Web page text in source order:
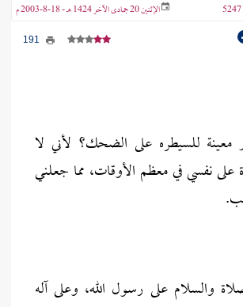
5247 الإثنين 20 جمادى الآخر 1424 هـ - 18-8-2003 م
معينة للسيطره على الضحك؟ لأني لا
على نفسي في معظم الأوقات، مما جعلني
والسلام على رسول الله، وعلى آله